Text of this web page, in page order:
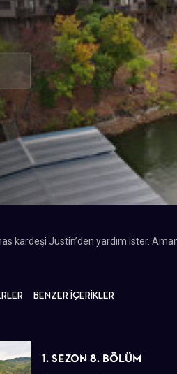
kardeşi Justin’den yardım ister.
BENZER İÇERİKLER
1. SEZON 8. BÖLÜM